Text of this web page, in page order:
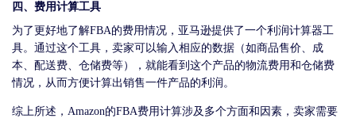
四、费用计算工具
为了更好地了解FBA的费用情况，亚马逊提供了一个利润计算器工
具。通过这个工具，卖家可以输入相应的数据（如商品售价、成
本、配送费、仓储费等），就能看到这个产品的物流费用和仓储费
情况，从而方便计算出销售一件产品的利润。
综上所述，Amazon的FBA费用计算涉及多个方面和因素，卖家需要